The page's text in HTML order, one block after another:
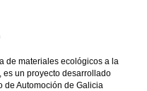
de materiales ecológicos a la
un proyecto desarrollado
de Automoción de Galicia